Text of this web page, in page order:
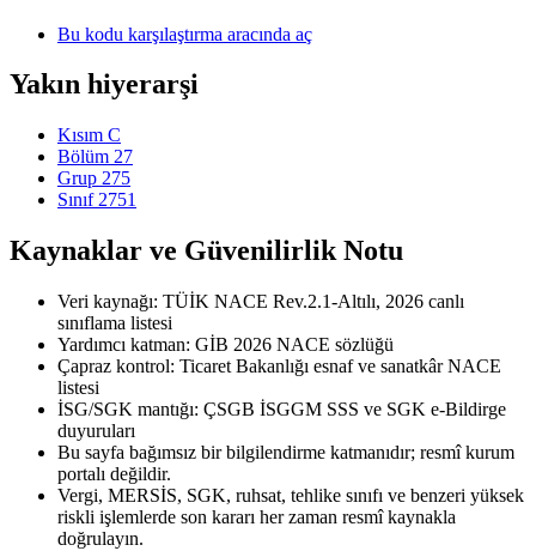
Bu kodu karşılaştırma aracında aç
Yakın hiyerarşi
Kısım C
Bölüm 27
Grup 275
Sınıf 2751
Kaynaklar ve Güvenilirlik Notu
Veri kaynağı: TÜİK NACE Rev.2.1-Altılı, 2026 canlı
sınıflama listesi
Yardımcı katman: GİB 2026 NACE sözlüğü
Çapraz kontrol: Ticaret Bakanlığı esnaf ve sanatkâr NACE
listesi
İSG/SGK mantığı: ÇSGB İSGGM SSS ve SGK e-Bildirge
duyuruları
Bu sayfa bağımsız bir bilgilendirme katmanıdır; resmî kurum
portalı değildir.
Vergi, MERSİS, SGK, ruhsat, tehlike sınıfı ve benzeri yüksek
riskli işlemlerde son kararı her zaman resmî kaynakla
doğrulayın.